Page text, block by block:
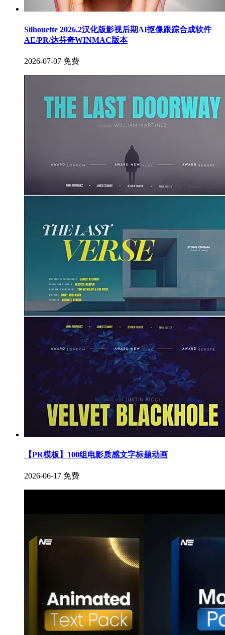
Silhouette 2026.2汉化版影视后期AI抠像跟踪合成软件
AE/PR/达芬奇WINMAC版本
2026-07-07 免费
【PR模板】100组电影质感文字标题动画
2026-06-17 免费